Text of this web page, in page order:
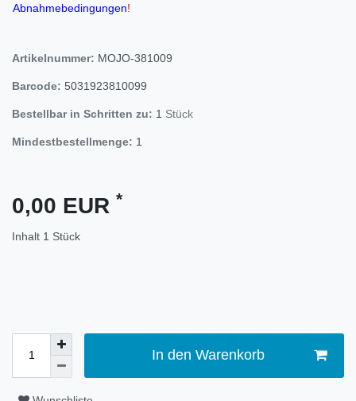
Abnahmebedingungen!
Artikelnummer: MOJO-381009
Barcode: 5031923810099
Bestellbar in Schritten zu: 1 Stück
Mindestbestellmenge: 1
0,00 EUR *
Inhalt 1 Stück
In den Warenkorb